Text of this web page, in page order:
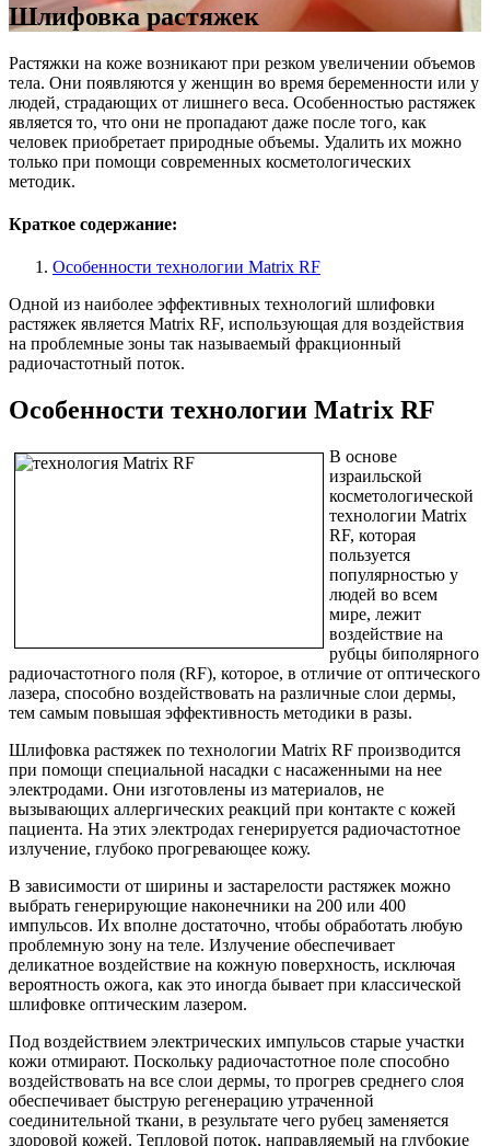
Шлифовка растяжек
Растяжки на коже возникают при резком увеличении объемов
тела. Они появляются у женщин во время беременности или у
людей, страдающих от лишнего веса. Особенностью растяжек
является то, что они не пропадают даже после того, как
человек приобретает природные объемы. Удалить их можно
только при помощи современных косметологических
методик.
Краткое содержание:
Особенности технологии Matrix RF
Одной из наиболее эффективных технологий шлифовки
растяжек является Matrix RF, использующая для воздействия
на проблемные зоны так называемый фракционный
радиочастотный поток.
Особенности технологии Matrix RF
В основе
израильской
косметологической
технологии Matrix
RF, которая
пользуется
популярностью у
людей во всем
мире, лежит
воздействие на
рубцы биполярного
радиочастотного поля (RF), которое, в отличие от оптического
лазера, способно воздействовать на различные слои дермы,
тем самым повышая эффективность методики в разы.
Шлифовка растяжек по технологии Matrix RF производится
при помощи специальной насадки с насаженными на нее
электродами. Они изготовлены из материалов, не
вызывающих аллергических реакций при контакте с кожей
пациента. На этих электродах генерируется радиочастотное
излучение, глубоко прогревающее кожу.
В зависимости от ширины и застарелости растяжек можно
выбрать генерирующие наконечники на 200 или 400
импульсов. Их вполне достаточно, чтобы обработать любую
проблемную зону на теле. Излучение обеспечивает
деликатное воздействие на кожную поверхность, исключая
вероятность ожога, как это иногда бывает при классической
шлифовке оптическим лазером.
Под воздействием электрических импульсов старые участки
кожи отмирают. Поскольку радиочастотное поле способно
воздействовать на все слои дермы, то прогрев среднего слоя
обеспечивает быструю регенерацию утраченной
соединительной ткани, в результате чего рубец заменяется
здоровой кожей. Тепловой поток, направляемый на глубокие